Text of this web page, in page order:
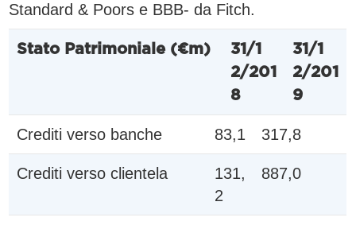
Standard & Poors e BBB- da Fitch.
Stato Patrimoniale (€m)
31/1
2/201
8
31/1
2/201
9
Crediti verso banche 83,1 317,8
Crediti verso clientela
131,
2
887,0